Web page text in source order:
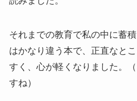
それまでの教育で私の中に蓄
はかなり違う本で、正直なと
すく、心が軽くなりました。
すね）